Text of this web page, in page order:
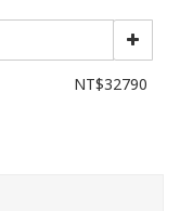
NT$32790